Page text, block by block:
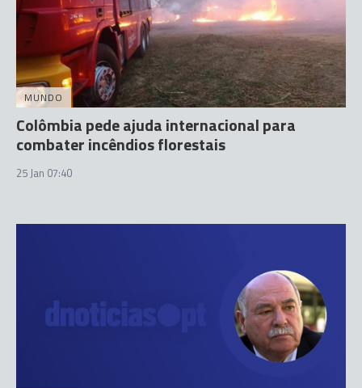
MUNDO
Colômbia pede ajuda internacional para
combater incêndios florestais
25 Jan 07:40